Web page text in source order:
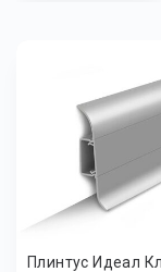
Плинтус Идеал